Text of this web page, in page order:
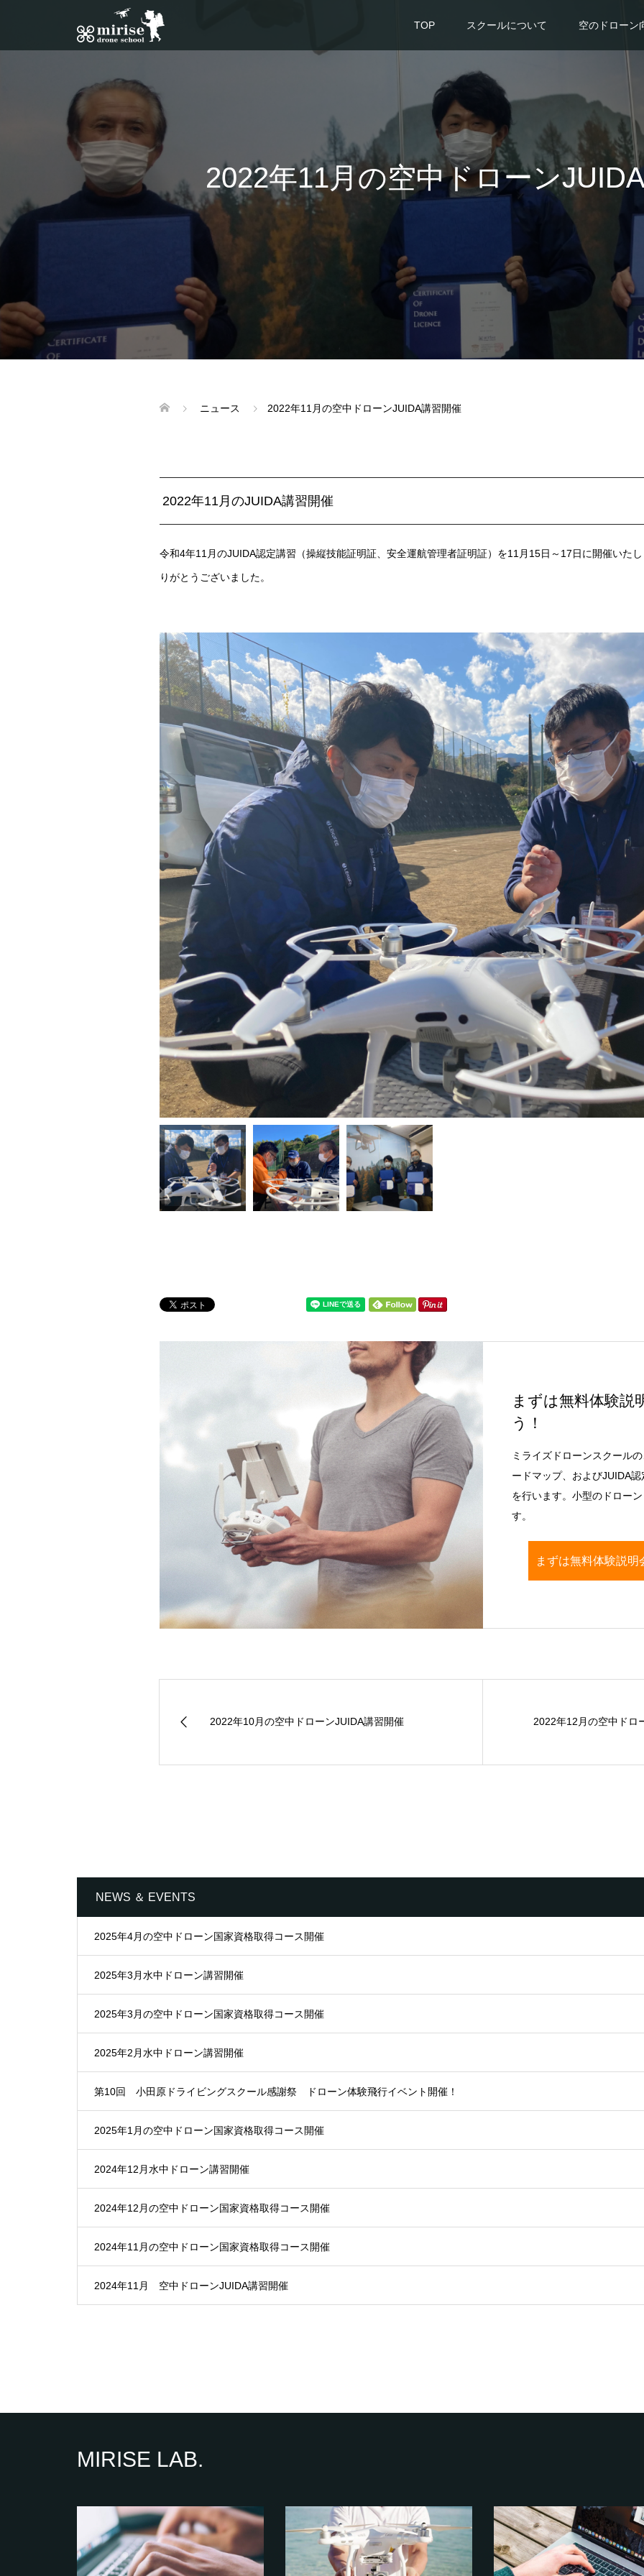
TOP スクールについて 空のドローン
2022年11月の空中ドローン
ニュース 2022年11月の空中ドローンJUIDA講習開催
2022年11月のJUIDA講習開催
令和4年11月のJUIDA認定講習（操縦技能証明証、安全運航管理者証明証）を11月15日～17日に開催いた
りがとうございました。
まずは無料体験説
う！
ミライズドローンスクール
ードマップ、およびJUIDA
を行います。小型のドロー
す。
まずは無料体験説
2022年10月の空中ドローンJUIDA講習開催 2022年12月の空中ドロ
NEWS ＆ EVENTS
2025年4月の空中ドローン国家資格取得コース開催
2025年3月水中ドローン講習開催
2025年3月の空中ドローン国家資格取得コース開催
2025年2月水中ドローン講習開催
第10回 小田原ドライビングスクール感謝祭 ドローン体験飛行イベント開催！
2025年1月の空中ドローン国家資格取得コース開催
2024年12月水中ドローン講習開催
2024年12月の空中ドローン国家資格取得コース開催
2024年11月の空中ドローン国家資格取得コース開催
2024年11月 空中ドローンJUIDA講習開催
MIRISE LAB.